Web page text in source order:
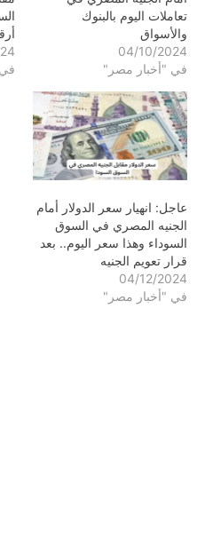
تعاملات اليوم بالبنوك
والأسواق
04/10/2024
في "أخبار مصر"
عاجل: انهيار سعر الدولار أمام
الجنيه المصري في السوق
السوداء وهذا سعر اليوم.. بعد
قرار تعويم الجنيه
04/12/2024
في "أخبار مصر"